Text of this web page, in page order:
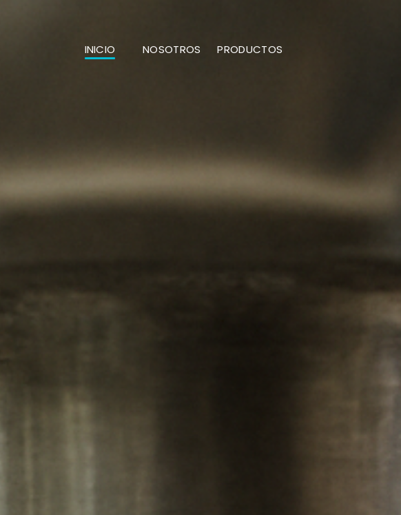
INICIO NOSOTROS PRODUCTOS